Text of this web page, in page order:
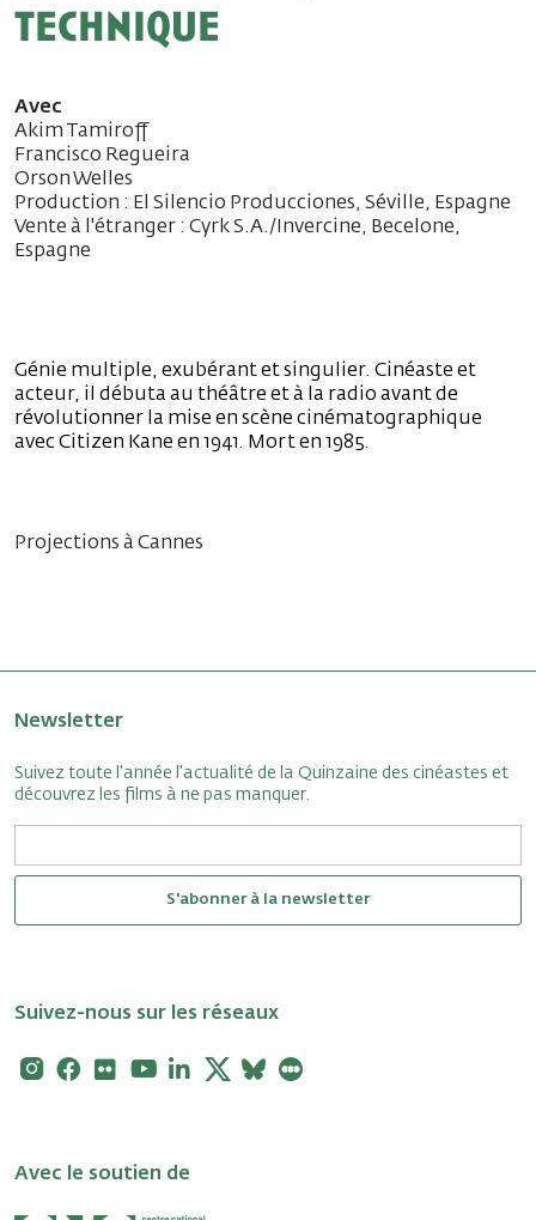
technique
Avec
Akim Tamiroff
Francisco Regueira
Orson Welles
Production : El Silencio Producciones, Séville, Espagne
Vente à l'étranger : Cyrk S.A./Invercine, Becelone,
Espagne
Génie multiple, exubérant et singulier. Cinéaste et
acteur, il débuta au théâtre et à la radio avant de
révolutionner la mise en scène cinématographique
avec Citizen Kane en 1941. Mort en 1985.
Projections à Cannes
Newsletter
Suivez toute l'année l'actualité de la Quinzaine des cinéastes et
découvrez les films à ne pas manquer.
S'abonner à la newsletter
Suivez-nous sur les réseaux
Instagram
Facebook
FlickrYoutubeLinkedin
X Bluesky
Avec le soutien de